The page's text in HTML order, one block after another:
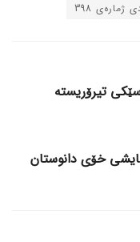
398
تیرۆریستە
خۆی دانوستان